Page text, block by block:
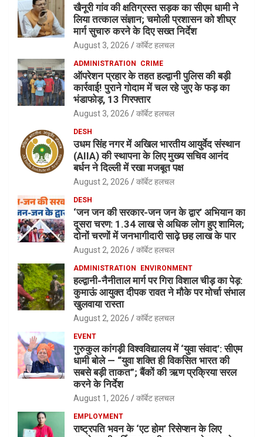
खैनूरी गांव की क्षतिग्रस्त सड़क का सीएम धामी ने
लिया तत्काल संज्ञान; चमोली प्रशासन को शीघ्र
मार्ग सुचारु करने के दिए सख्त निर्देश
August 3, 2026 कॉर्बेट हलचल
ADMINISTRATION CRIME
ऑपरेशन प्रहार के तहत हल्द्वानी पुलिस की बड़ी
कार्रवाई! पुराने गोदाम में चल रहे जुए के फड़ का
भंडाफोड़, 13 गिरफ्तार
August 3, 2026 कॉर्बेट हलचल
DESH
उधम सिंह नगर में अखिल भारतीय आयुर्वेद संस्थान
(AIIA) की स्थापना के लिए मुख्य सचिव आनंद
बर्धन ने दिल्ली में रखा मजबूत पक्ष
August 2, 2026 कॉर्बेट हलचल
DESH
‘जन जन की सरकार-जन जन के द्वार’ अभियान का
दूसरा चरण: 1.34 लाख से अधिक लोग हुए शामिल;
दोनों चरणों में जनभागीदारी साढ़े छह लाख के पार
August 2, 2026 कॉर्बेट हलचल
ADMINISTRATION ENVIRONMENT
हल्द्वानी-नैनीताल मार्ग पर गिरा विशाल चीड़ का पेड़:
कुमाऊं आयुक्त दीपक रावत ने मौके पर मोर्चा संभाल
खुलवाया रास्ता
August 2, 2026 कॉर्बेट हलचल
EVENT
गुरुकुल कांगड़ी विश्वविद्यालय में ‘युवा संवाद’: सीएम
धामी बोले — “युवा शक्ति ही विकसित भारत की
सबसे बड़ी ताकत”; बैंकों की ऋण प्रक्रिया सरल
करने के निर्देश
August 1, 2026 कॉर्बेट हलचल
EMPLOYMENT
राष्ट्रपति भवन के ‘एट होम’ रिसेप्शन के लिए